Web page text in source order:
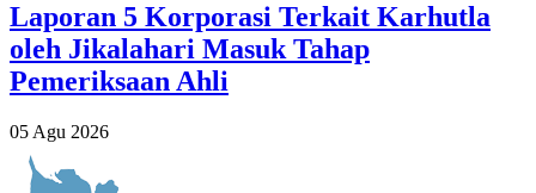
Laporan 5 Korporasi Terkait Karhutla
oleh Jikalahari Masuk Tahap
Pemeriksaan Ahli
05 Agu 2026